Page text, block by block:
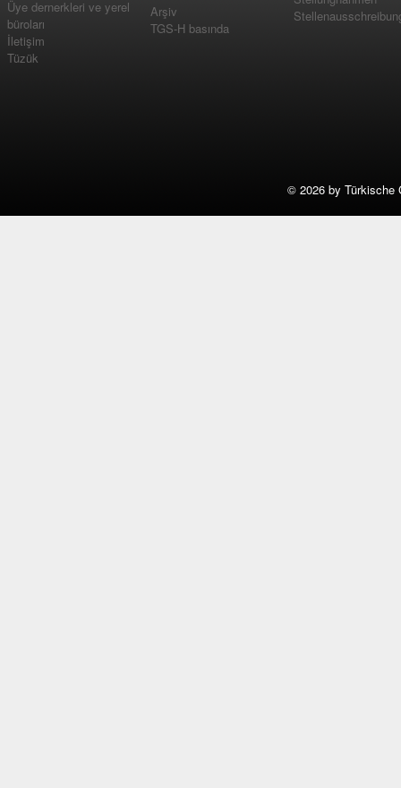
Üye dernerkleri ve yerel
büroları
İletişim
Tüzük
Arşiv
TGS-H basında
© 2026 by Türkische